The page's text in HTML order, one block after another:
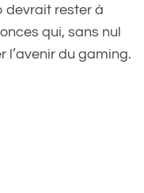
devrait rester à
qui, sans nul
l’avenir du gaming.